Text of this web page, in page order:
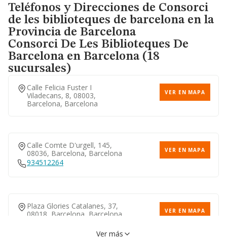
Teléfonos y Direcciones de Consorci
de les biblioteques de barcelona en la
Provincia de Barcelona
Consorci De Les Biblioteques De
Barcelonaen Barcelona (18
sucursales)
Calle Felicia Fuster I
Viladecans, 8, 08003,
Barcelona, Barcelona
VER EN MAPA
Calle Comte D'urgell, 145,
08036, Barcelona, Barcelona
VER EN MAPA
934512264
Plaza Glories Catalanes, 37,
08018, Barcelona, Barcelona
VER EN MAPA
Ver más